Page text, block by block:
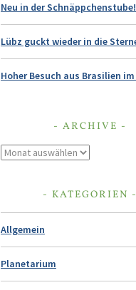
Neu in der Schnäppchenstube!
Lübz guckt wieder in die
Hoher Besuch aus Brasilien
ARCHIVE
Archive
KATEGORIEN
Allgemein
Planetarium